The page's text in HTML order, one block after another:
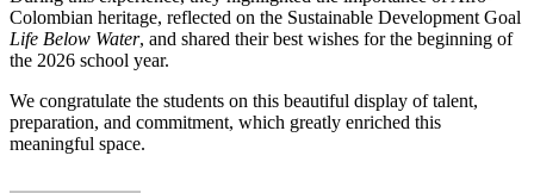
Colombian heritage, reflected on the Sustainable Development Goal
Life Below Water, and shared their best wishes for the beginning of
the 2026 school year.
We congratulate the students on this beautiful display of talent,
preparation, and commitment, which greatly enriched this
meaningful space.